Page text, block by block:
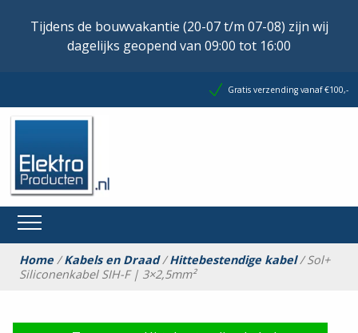
Tijdens de bouwvakantie (20-07 t/m 07-08) zijn wij
dagelijks geopend van 09:00 tot 16:00
Gratis verzending vanaf €100,-
Home/Kabels en Draad/Hittebestendige kabel/ Sol+
Siliconenkabel SIH-F | 3×2,5mm²